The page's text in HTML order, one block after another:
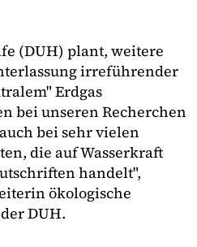
(DUH) plant, weitere
irreführender
Erdgas
bei unseren Recherchen
bei sehr vielen
die auf Wasserkraft
handelt",
ökologische
DUH.